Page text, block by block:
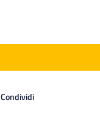
Condividi